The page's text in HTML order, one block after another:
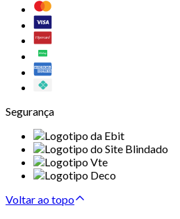
Segurança
Voltar ao topo